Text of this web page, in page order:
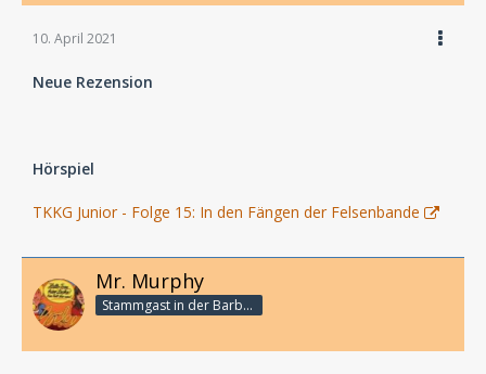
10. April 2021
Neue Rezension
Hörspiel
TKKG Junior - Folge 15: In den Fängen der Felsenbande
Mr. Murphy
Stammgast in der Barbarabar